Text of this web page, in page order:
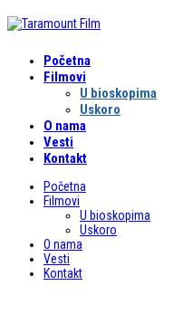
Početna
Filmovi
U bioskopima
Uskoro
O nama
Vesti
Kontakt
Početna
Filmovi
U bioskopima
Uskoro
O nama
Vesti
Kontakt